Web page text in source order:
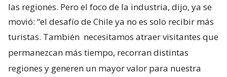
las regiones. Pero el foco de la industria, dijo, ya se
movió: “el desafío de Chile ya no es solo recibir más
turistas. También necesitamos atraer visitantes que
permanezcan más tiempo, recorran distintas
regiones y generen un mayor valor para nuestra